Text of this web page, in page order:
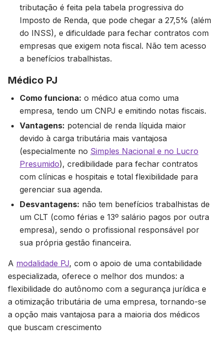
tributação é feita pela tabela progressiva do
Imposto de Renda, que pode chegar a 27,5% (além
do INSS), e dificuldade para fechar contratos com
empresas que exigem nota fiscal. Não tem acesso
a benefícios trabalhistas.
Médico PJ
Como funciona: o médico atua como uma
empresa, tendo um CNPJ e emitindo notas fiscais.
Vantagens: potencial de renda líquida maior
devido à carga tributária mais vantajosa
(especialmente no Simples Nacional e no Lucro
Presumido), credibilidade para fechar contratos
com clínicas e hospitais e total flexibilidade para
gerenciar sua agenda.
Desvantagens: não tem benefícios trabalhistas de
um CLT (como férias e 13º salário pagos por outra
empresa), sendo o profissional responsável por
sua própria gestão financeira.
A modalidade PJ, com o apoio de uma contabilidade
especializada, oferece o melhor dos mundos: a
flexibilidade do autônomo com a segurança jurídica e
a otimização tributária de uma empresa, tornando-se
a opção mais vantajosa para a maioria dos médicos
que buscam crescimento